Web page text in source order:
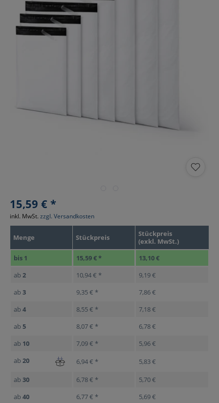
15,59 € *
Menge Stückpreis
Stückpreis
(exkl. MwSt.)
bis 1 15,59 € *
13,10 €
ab 2 10,94 € *
9,19 €
ab 3 9,35 € *
7,86 €
ab 4 8,55 € *
7,18 €
ab 5 8,07 € *
6,78 €
ab 10 7,09 € *
5,96 €
ab 20 6,94 € * 5,83 €
ab 30 6,78 € *
5,70 €
ab 40 6,77 € *
5,69 €
inkl. MwSt. zzgl. Versandkosten